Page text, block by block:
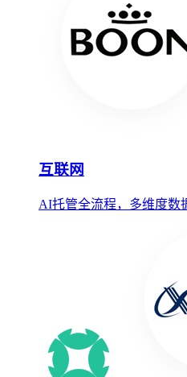
互联网
AI托管全流程，多维度数